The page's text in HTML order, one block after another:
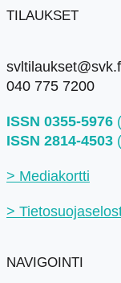
TILAUKSET
040 775 7200
ISSN 0355-5976
ISSN 2814-4503
> Mediakortti
>
NAVIGOINTI